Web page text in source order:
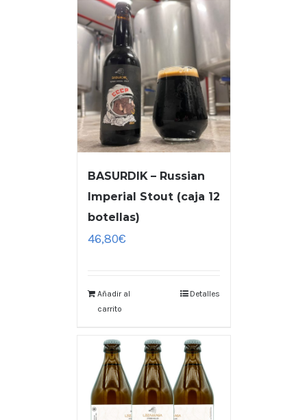
BASURDIK – Russian
Imperial Stout (caja 12
botellas)
46,80€
Añadir al
carrito
Detalles